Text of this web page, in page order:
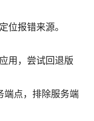
位报错来源。
用，尝试回退版
端点，排除服务端